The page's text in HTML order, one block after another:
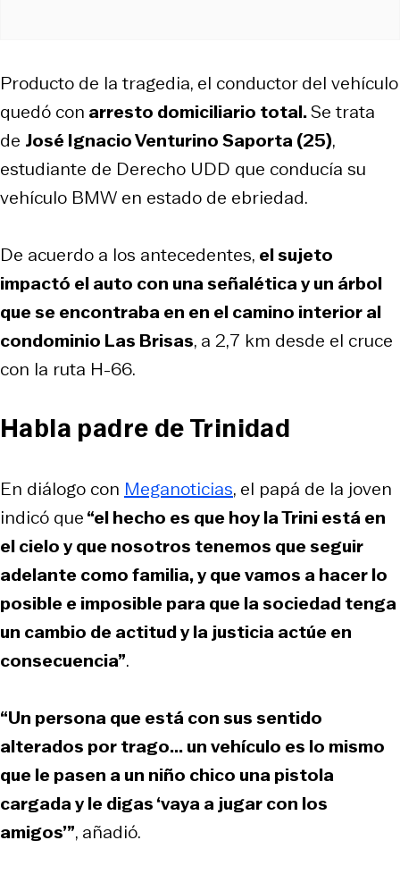
Producto de la tragedia, el conductor del vehículo
quedó con arresto domiciliario total.Se trata
de José Ignacio Venturino Saporta (25),
estudiante de Derecho UDD que conducía su
vehículo BMW en estado de ebriedad.
De acuerdo a los antecedentes, el sujeto
impactó el auto con una señalética y un árbol
que se encontraba en en el camino interior al
condominio Las Brisas, a 2,7 km desde el cruce
con la ruta H-66.
Habla padre de Trinidad
En diálogo con Meganoticias, el papá de la joven
indicó que“el hecho es que hoy la Trini está en
el cielo y que nosotros tenemos que seguir
adelante como familia, y que vamos a hacer lo
posible e imposible para que la sociedad tenga
un cambio de actitud y la justicia actúe en
consecuencia”.
“Un persona que está con sus sentido
alterados por trago... un vehículo es lo mismo
que le pasen a un niño chico una pistola
cargada y le digas ‘vaya a jugar con los
amigos’”, añadió.